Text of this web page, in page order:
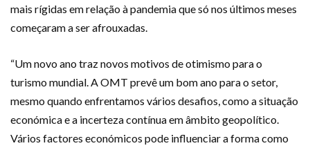
mais rígidas em relação à pandemia que só nos últimos meses
começaram a ser afrouxadas.
“Um novo ano traz novos motivos de otimismo para o
turismo mundial. A OMT prevê um bom ano para o setor,
mesmo quando enfrentamos vários desafios, como a situação
económica e a incerteza contínua em âmbito geopolítico.
Vários factores económicos pode influenciar a forma como